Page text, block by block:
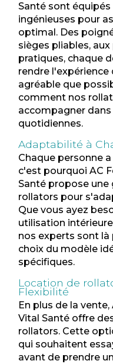
Santé sont
ingénieuses pour
optimal. Des
sièges pliables,
pratiques, chaque
rendre
agréable que
comment nos
accompagner
quotidiennes.
Adaptabilité à
Chaque personne
c'est pourquoi AC
Santé propose
rollators pour
Que vous ayez
utilisation
nos experts sont là
choix du modèle
spécifiques.
Location de
Flexibilité
En plus de la
Vital Santé offre
rollators. Cette
qui souhaitent
avant de prendre